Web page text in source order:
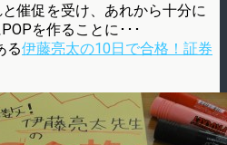
催促を受け、あれから十分に
を作ることに･･･
る伊藤亮太の10日で合格！証券